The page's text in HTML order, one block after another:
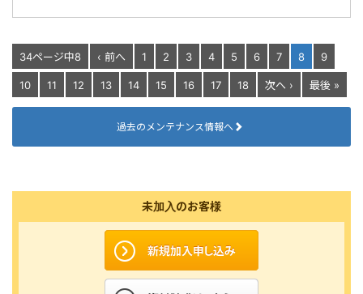
34ページ中8 ‹ 前へ 1 2 3 4 5 6 7 8 9
10 11 12 13 14 15 16 17 18 次へ › 最後 »
過去のメンテナンス情報へ
未加入のお客様